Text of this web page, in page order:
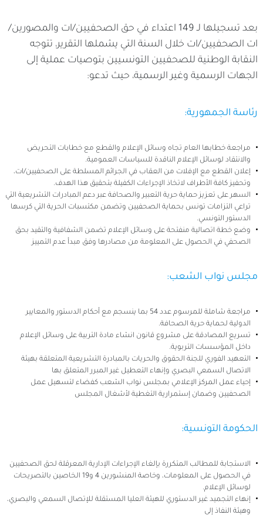
بعد تسجيلها لـ 149 اعتداء في حق الصحفيين/ات والمصورين/
ات الصحفيين/ات خلال السنة التي يشملها التقرير، تتوجه
النقابة الوطنية للصحفيين التونسيين بتوصيات عملية إلى
الجهات الرسمية وغير الرسمية، حيث تدعو:
رئاسة الجمهورية:
مراجعة خطابها العام تجاه وسائل الإعلام والقطع مع خطابات التحريض
والانتقاد لوسائل الإعلام الناقدة للسياسات العمومية.
إعلان القطع مع الإفلات من العقاب في الجرائم المسلطة على الصحفيين/ات،
وتحفيز كافة الأطراف لاتخاذ الإجراءات الكفيلة بتحقيق هذا الهدف.
السهر على تعزيز حماية حرية التعبير والصحافة عبر دعم المبادرات التشريعية التي
تراعي التزامات تونس بحماية الصحفيين وتضمن مكتسبات الحرية التي كرسها
الدستور التونسي.
وضع خطة اتصالية منفتحة على وسائل الإعلام تضمن الشفافية والتقيد بحق
الصحفي في الحصول على المعلومة من مصادرها وفق مبدأ عدم التمييز
مجلس نواب الشعب:
مراجعة شاملة للمرسوم عدد 54 بما ينسجم مع أحكام الدستور والمعايير
الدولية لحماية حرية الصحافة.
تسريع المصادقة على مشروع قانون انشاء مادة التربية على وسائل الإعلام
داخل المؤسسات التربوية.
التعهيد الفوري للجنة الحقوق والحريات بالمبادرة التشريعية المتعلقة بهيئة
الاتصال السمعي البصري وإنهاء التعطيل غير المبرر المتعلق بها
إحياء عمل المركز الإعلامي بمجلس نواب الشعب كفضاء لتسهيل عمل
الصحفيين وضمان إستمرارية التغطية لأشغال المجلس
الحكومة التونسية:
الاستجابة للمطالب المتكررة بإلغاء الإجراءات الإدارية المعرقلة لحق الصحفيين
في الحصول على المعلومات، وخاصة المنشورين 4 و19 الخاصين بالتصريحات
لوسائل الإعلام.
إنهاء التجميد غير الدستوري للهيئة العليا المستقلة للإتصال السمعي والبصري،
وهيئة النفاذ إلى